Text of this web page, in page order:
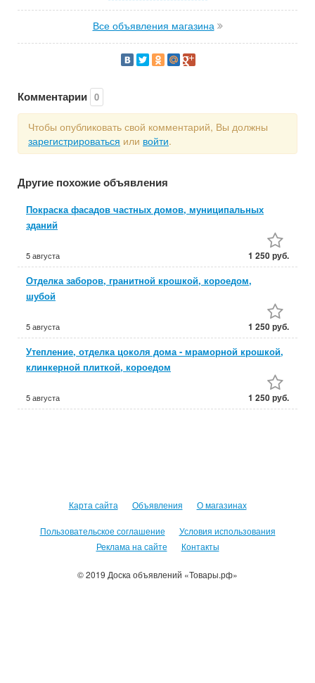
Все объявления магазина
Комментарии 0
Чтобы опубликовать свой комментарий, Вы должны
зарегистрироваться или войти.
Другие похожие объявления
Покраска фасадов частных домов, муниципальных
зданий
5 августа 1 250 руб.
Отделка заборов, гранитной крошкой, короедом,
шубой
5 августа 1 250 руб.
Утепление, отделка цоколя дома - мраморной крошкой,
клинкерной плиткой, короедом
5 августа 1 250 руб.
Карта сайта Объявления О магазинах
Пользовательское соглашение
Условия использования
Реклама на сайте
Контакты
© 2019 Доска объявлений «Товары.рф»